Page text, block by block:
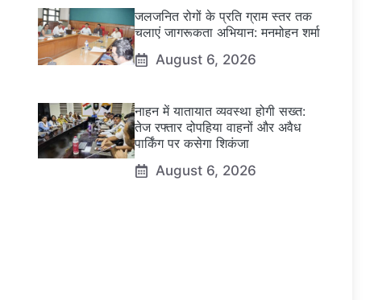
जलजनित रोगों के प्रति ग्राम स्तर तक
चलाएं जागरूकता अभियान: मनमोहन शर्मा
August 6, 2026
नाहन में यातायात व्यवस्था होगी सख्त:
तेज रफ्तार दोपहिया वाहनों और अवैध
पार्किंग पर कसेगा शिकंजा
August 6, 2026